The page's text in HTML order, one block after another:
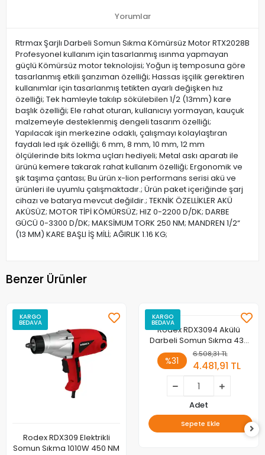
Yorumlar
Rtrmax Şarjlı Darbeli Somun Sıkma Kömürsüz Motor RTX2028B
Profesyonel kullanım için tasarlanmış ısınma yapmayan
güçlü Kömürsüz motor teknolojisi; Yoğun iş temposuna göre
tasarlanmış etkili şanzıman özelliği; Hassas işçilik gerektiren
kullanımlar için tasarlanmış tetikten ayarlı değişken hız
özelliği; Tek hamleyle takılıp sökülebilen 1/2 (13mm) kare
başlık özelliği; Ele rahat oturan, kullanıcıyı yormayan, kauçuk
malzemeyle desteklenmiş dengeli tasarım özelliği;
Yapılacak işin merkezine odaklı, çalışmayı kolaylaştıran
faydalı led ışık özelliği; 6 mm, 8 mm, 10 mm, 12 mm
ölçülerinde bits lokma uçları hediyeli; Metal askı aparatı ile
ürünü kemere takarak rahat kullanım özelliği; Ergonomik ve
şık taşıma çantası; Bu ürün x-lion performans serisi akü ve
ürünleri ile uyumlu çalışmaktadır.; Ürün paket içeriğinde şarj
cihazı ve batarya mevcut değildir.; TEKNİK ÖZELLİKLER AKÜ
AKÜSÜZ; MOTOR TİPİ KÖMÜRSÜZ; HIZ 0-2200 D/DK; DARBE
GÜCÜ 0-3300 D/DK; MAKSİMUM TORK 250 NM; MANDREN 1/2“
(13 MM) KARE BAŞLI İŞ MİLİ; AĞIRLIK 1.16 KG;
Benzer Ürünler
KARGO
BEDAVA
Rodex RDX309 Elektrikli
Somun Sıkma 1010W 450 NM
KARGO
BEDAVA
Rodex RDX3094 Akülü
Darbeli Somun Sıkma 430
Nm Tork 2 x LI-ION
20V/4.0Ah BMC AKSESUARLI
%31
6.508,31 TL
4.481,91 TL
Adet
Sepete Ekle